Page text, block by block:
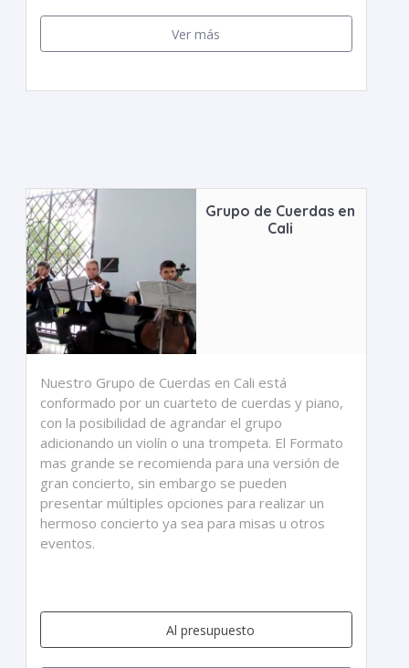
Ver más
Grupo de Cuerdas en
Cali
Nuestro Grupo de Cuerdas en Cali está
conformado por un cuarteto de cuerdas y piano,
con la posibilidad de agrandar el grupo
adicionando un violín o una trompeta. El Formato
mas grande se recomienda para una versión de
gran concierto, sin embargo se pueden
presentar múltiples opciones para realizar un
hermoso concierto ya sea para misas u otros
eventos.
Al presupuesto